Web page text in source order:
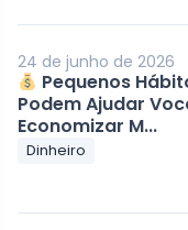
24 de junho de 2026
Pequenos
Podem Ajudar
Economizar M...
Dinheiro